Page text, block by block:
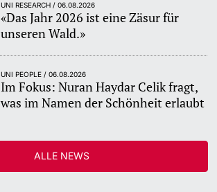
UNI RESEARCH / 06.08.2026
«Das Jahr 2026 ist eine Zäsur für
unseren Wald.»
UNI PEOPLE / 06.08.2026
Im Fokus: Nuran Haydar Celik fragt,
was im Namen der Schönheit erlaubt
ALLE NEWS